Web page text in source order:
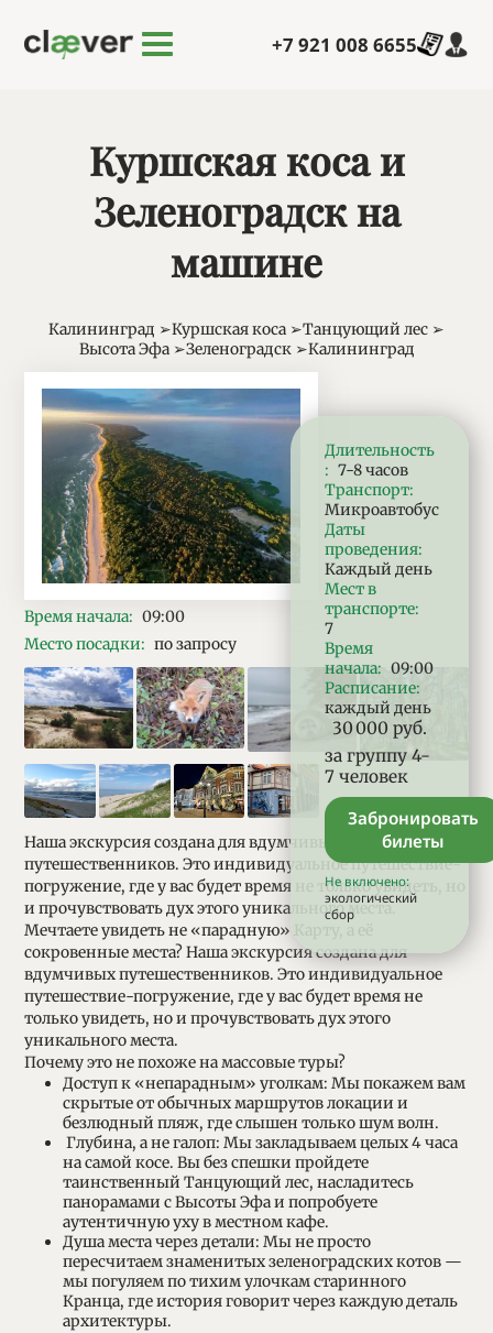
+7 921 008 6655
Куршская коса и
Зеленоградск на
машине
Калининград Куршская коса
Танцующий лес
Высота Эфа
Зеленоградск Калининград
Характеристики
Длительность
: 7-8 часов
Транспорт:
Микроавтобус
Даты
проведения:
Каждый день
Мест в
транспорте:
7
Время
начала: 09:00
Расписание:
каждый день
Стоимость
билетов:
30 000 руб.
за группу 4-
7 человек
Забронировать
билеты
Не включено:
экологический
сбор
Время начала: 09:00
Место посадки: по запросу
Наша экскурсия создана для вдумчивых
путешественников. Это индивидуальное путешествие-
погружение, где у вас будет время не только увидеть, но
и прочувствовать дух этого уникального места.
Мечтаете увидеть не «парадную» Карту, а её
сокровенные места? Наша экскурсия создана для
вдумчивых путешественников. Это индивидуальное
путешествие-погружение, где у вас будет время не
только увидеть, но и прочувствовать дух этого
уникального места.
Почему это не похоже на массовые туры?
Доступ к «непарадным» уголкам: Мы покажем вам
скрытые от обычных маршрутов локации и
безлюдный пляж, где слышен только шум волн.
Глубина, а не галоп: Мы закладываем целых 4 часа
на самой косе. Вы без спешки пройдете
таинственный Танцующий лес, насладитесь
панорамами с Высоты Эфа и попробуете
аутентичную уху в местном кафе.
Душа места через детали: Мы не просто
пересчитаем знаменитых зеленоградских котов —
мы погуляем по тихим улочкам старинного
Кранца, где история говорит через каждую деталь
архитектуры.